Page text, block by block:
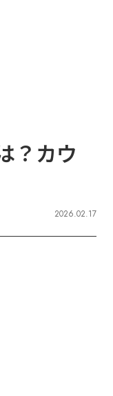
？カウ
2026.02.17